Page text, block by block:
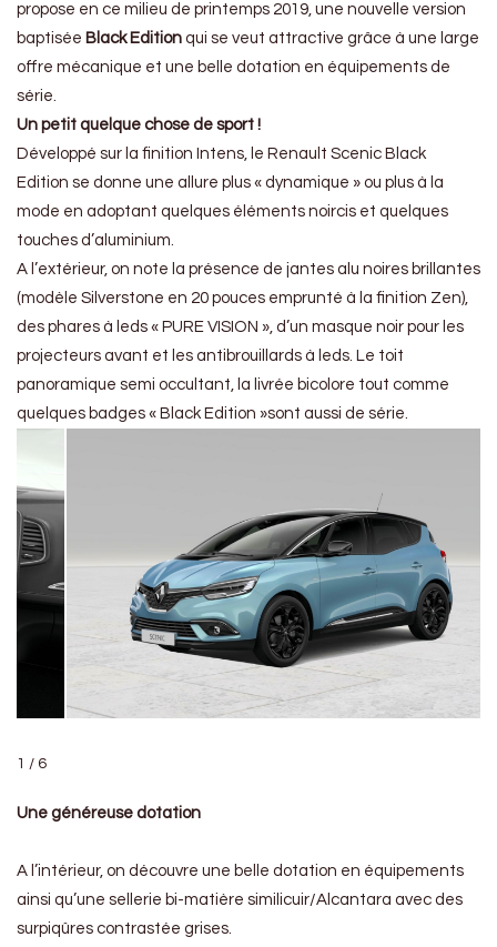
propose en ce milieu de printemps 2019, une nouvelle version
baptisée Black Edition qui se veut attractive grâce à une large
offre mécanique et une belle dotation en équipements de
série.
Un petit quelque chose de sport !
Développé sur la finition Intens, le Renault Scenic Black
Edition se donne une allure plus « dynamique » ou plus à la
mode en adoptant quelques éléments noircis et quelques
touches d’aluminium.
A l’extérieur, on note la présence de jantes alu noires brillantes
(modèle Silverstone en 20 pouces emprunté à la finition Zen),
des phares à leds « PURE VISION », d’un masque noir pour les
projecteurs avant et les antibrouillards à leds. Le toit
panoramique semi occultant, la livrée bicolore tout comme
quelques badges « Black Edition »sont aussi de série.
1 / 6
Une généreuse dotation
A l’intérieur, on découvre une belle dotation en équipements
ainsi qu’une sellerie bi-matière similicuir/Alcantara avec des
surpiqûres contrastée grises.